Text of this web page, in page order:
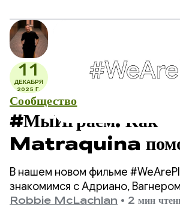
11
ДЕКАБРЯ
2025 Г.
Сообщество
#МыИграем: Как
Matraquina
невербальным
общаться
В нашем новом фильме
знакомимся с Адриано,
Это трио создало Matraquinha,
Robbie McLachlan • 2 мин